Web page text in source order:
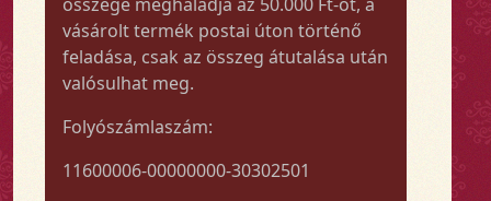
vásárolt termék postai úton történő
feladása, csak az összeg átutalása után
valósulhat meg.
Folyószámlaszám:
11600006-00000000-30302501